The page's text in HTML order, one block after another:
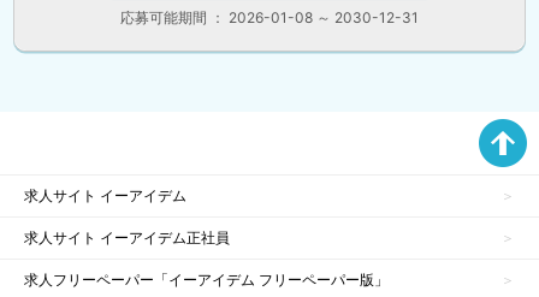
応募可能期間 ： 2026-01-08 ～ 2030-12-31
求人サイト イーアイデム
求人サイト イーアイデム正社員
求人フリーペーパー「イーアイデム フリーペーパー版」